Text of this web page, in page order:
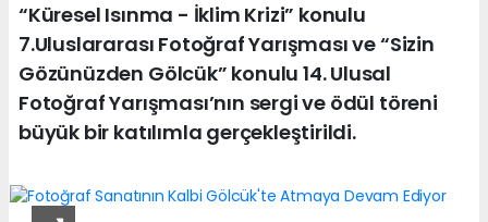
“Küresel Isınma - İklim Krizi” konulu
7.Uluslararası Fotoğraf Yarışması ve “Sizin
Gözünüzden Gölcük” konulu 14. Ulusal
Fotoğraf Yarışması’nın sergi ve ödül töreni
büyük bir katılımla gerçekleştirildi.